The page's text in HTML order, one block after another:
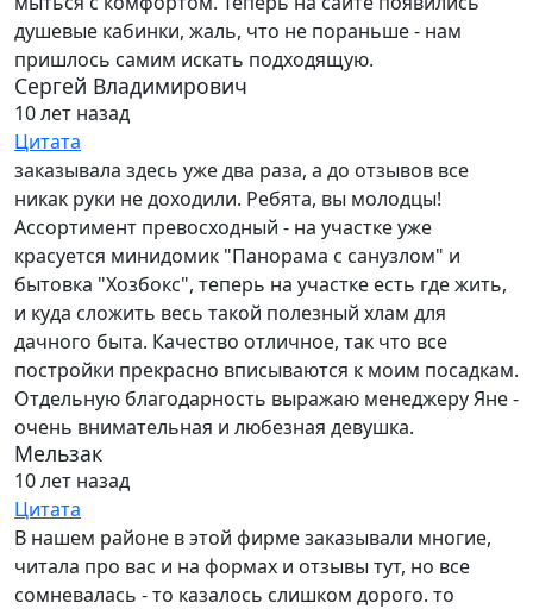
душевые кабинки, жаль, что не пораньше - нам
пришлось самим искать подходящую.
Сергей Владимирович
10 лет назад
Цитата
заказывала здесь уже два раза, а до отзывов все
никак руки не доходили. Ребята, вы молодцы!
Ассортимент превосходный - на участке уже
красуется минидомик "Панорама с санузлом" и
бытовка "Хозбокс", теперь на участке есть где жить,
и куда сложить весь такой полезный хлам для
дачного быта. Качество отличное, так что все
постройки прекрасно вписываются к моим посадкам.
Отдельную благодарность выражаю менеджеру Яне -
очень внимательная и любезная девушка.
Мельзак
10 лет назад
Цитата
В нашем районе в этой фирме заказывали многие,
читала про вас и на формах и отзывы тут, но все
сомневалась - то казалось слишком дорого. то